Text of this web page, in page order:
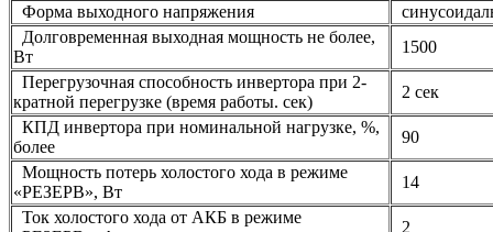
Форма выходного напряжения
Долговременная выходная мощность не более,
Вт
1500
Перегрузочная способность инвертора при 2-
кратной перегрузке (время работы. сек)
2 сек
КПД инвертора при номинальной нагрузке, %,
более
90
Мощность потерь холостого хода в режиме
«РЕЗЕРВ», Вт
14
Ток холостого хода от АКБ в режиме
2